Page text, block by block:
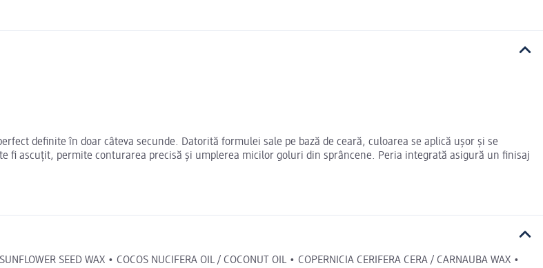
definite în doar câteva secunde. Datorită formulei sale pe bază de ceară, culoarea se aplică ușor și se
fi ascuțit, permite conturarea precisă și umplerea micilor goluri din sprâncene. Peria integrată asigură un finisaj
SEED WAX • COCOS NUCIFERA OIL / COCONUT OIL • COPERNICIA CERIFERA CERA / CARNAUBA WAX •